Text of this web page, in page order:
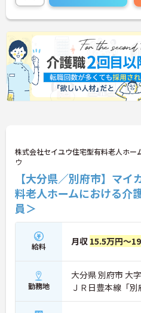
株式会社セイユウ住宅型有料老人ホー
ウ
【大分県／別府市】マ
料老人ホームにおける介
員＞
給料 月収 15.5万円～
勤務地
大分県 別府市 大
ＪＲ日豊本線「